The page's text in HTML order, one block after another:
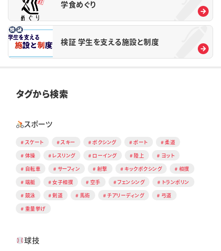
学食めぐり
検証 学生を支える施設と制度
タグから検索
スポーツ
スケート スキー ボクシング ボート
柔道
体操
レスリング ローイング 陸上
ヨット
自転車
サーフィン 射撃 キックボクシング
相撲
端艇
女子相撲 空手 フェンシング
トランポリン
競泳
剣道 馬術 チアリーディング
弓道
重量挙げ
球技